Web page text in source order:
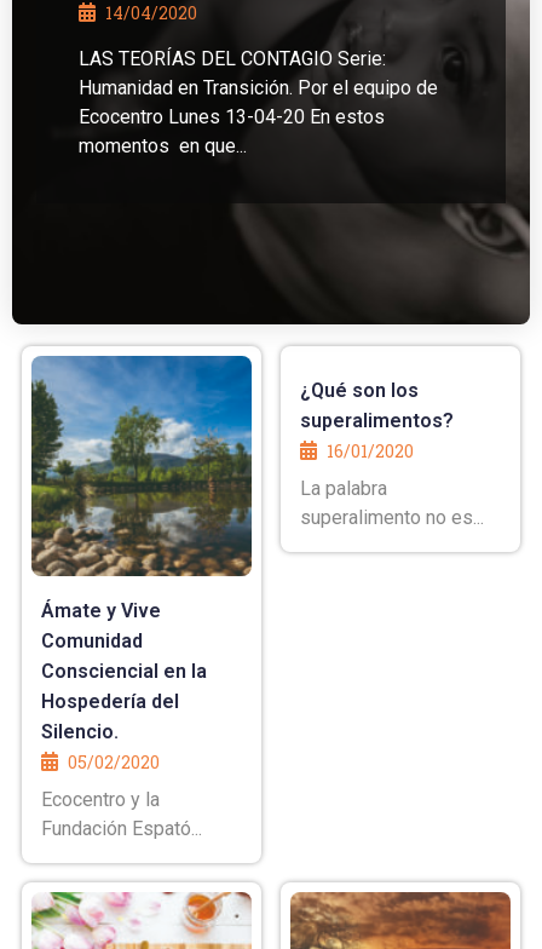
14/04/2020
LAS TEORÍAS DEL CONTAGIO Serie:
Humanidad en Transición. Por el equipo de
Ecocentro Lunes 13-04-20 En estos
momentos en que...
Ámate y Vive
Comunidad
Consciencial en la
Hospedería del
Silencio.
05/02/2020
Ecocentro y la
Fundación Espató...
¿Qué son los
superalimentos?
16/01/2020
La palabra
superalimento no es...